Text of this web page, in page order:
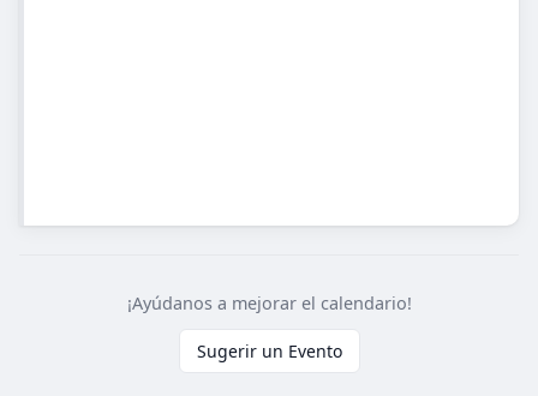
¡Ayúdanos a mejorar el calendario!
Sugerir un Evento